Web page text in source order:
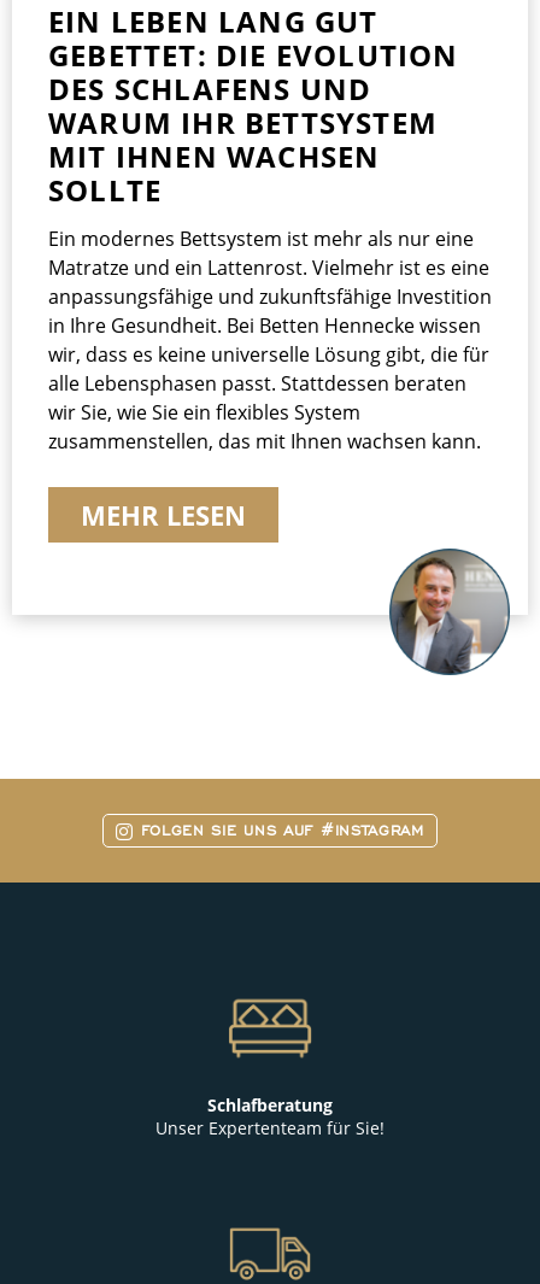
EIN LEBEN LANG GUT
GEBETTET: DIE EVOLUTION
DES SCHLAFENS UND
WARUM IHR BETTSYSTEM
MIT IHNEN WACHSEN
SOLLTE
Ein modernes Bettsystem ist mehr als nur eine
Matratze und ein Lattenrost. Vielmehr ist es eine
anpassungsfähige und zukunftsfähige Investition
in Ihre Gesundheit. Bei Betten Hennecke wissen
wir, dass es keine universelle Lösung gibt, die für
alle Lebensphasen passt. Stattdessen beraten
wir Sie, wie Sie ein flexibles System
zusammenstellen, das mit Ihnen wachsen kann.
MEHR LESEN
FOLGEN SIE UNS AUF #INSTAGRAM
Schlafberatung
Unser Expertenteam für Sie!